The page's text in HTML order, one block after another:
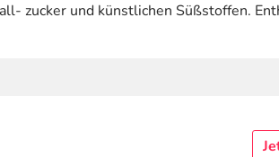
zucker und künstlichen Süßstoffen.